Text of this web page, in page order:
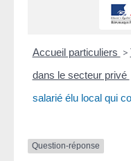
Accueil particuliers >
dans le secteur privé
salarié élu local qui
Question-réponse